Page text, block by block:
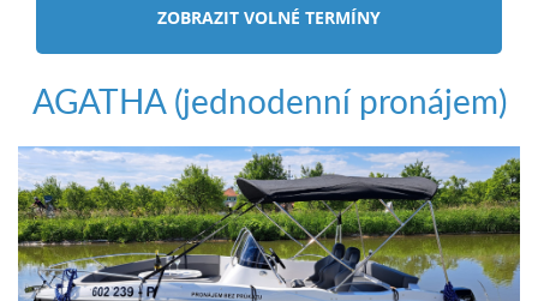
ZOBRAZIT VOLNÉ TERMÍNY
AGATHA (jednodenní pronájem)